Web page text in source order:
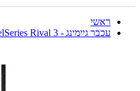
ראשי
עכבר גיימינג - SteelSeries Rival 3